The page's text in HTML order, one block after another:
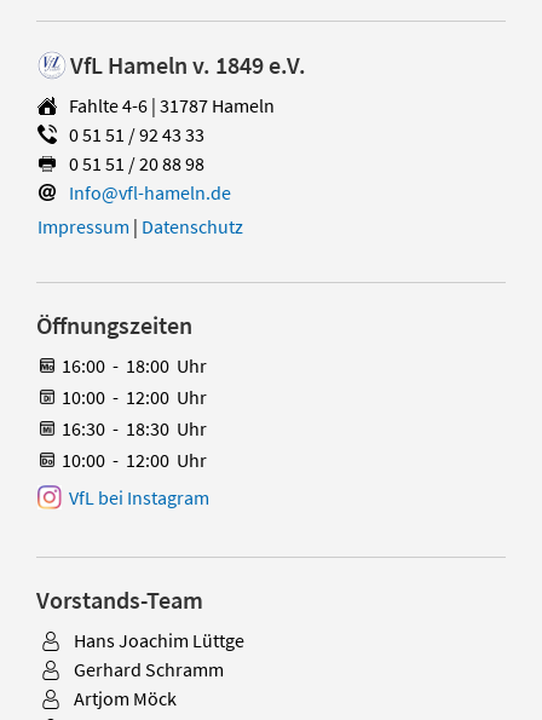
VfL Hameln v. 1849 e.V.
Fahlte 4-6 | 31787 Hameln
0 51 51 / 92 43 33
0 51 51 / 20 88 98
Info@vfl-hameln.de
Impressum | Datenschutz
Öffnungszeiten
16:00 - 18:00 Uhr
10:00 - 12:00 Uhr
16:30 - 18:30 Uhr
10:00 - 12:00 Uhr
VfL bei Instagram
Vorstands-Team
Hans Joachim Lüttge
Gerhard Schramm
Artjom Möck